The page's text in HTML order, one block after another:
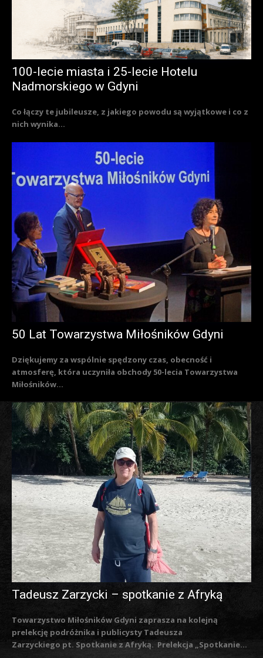
100-lecie miasta i 25-lecie Hotelu
Nadmorskiego w Gdyni
Co łączy te jubileusze, z jakiego powodu są wyjątkowe i co z
nich wynika...
50 Lat Towarzystwa Miłośników Gdyni
Dziękujemy za wspólnie spędzony czas, obecność i
atmosferę, która uczyniła obchody 50-lecia Towarzystwa
Miłośników...
Tadeusz Zarzycki – spotkanie z Afryką
Towarzystwo Miłośników Gdyni zaprasza na kolejną
prelekcję podróżnika i publicysty Tadeusza
Zarzyckiego pt. Spotkanie z Afryką. Prelekcja „Spotkanie...